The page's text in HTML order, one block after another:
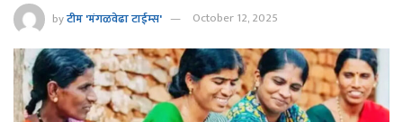
byटीम 'मंगळवेढा टाईम्स' October 12, 2025